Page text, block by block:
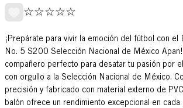
☆☆☆☆☆
¡Prepárate para vivir la emoción del fútbol con el
No. 5 S200 Selección Nacional de México
compañero perfecto para desatar tu pasión por
con orgullo a la Selección Nacional de México.
precisión y fabricado con material externo de
balón ofrece un rendimiento excepcional en cada